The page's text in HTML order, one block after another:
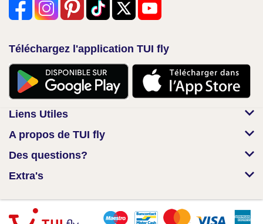
Téléchargez l'application TUI fly
Liens Utiles
A propos de TUI fly
Des questions?
Extra's